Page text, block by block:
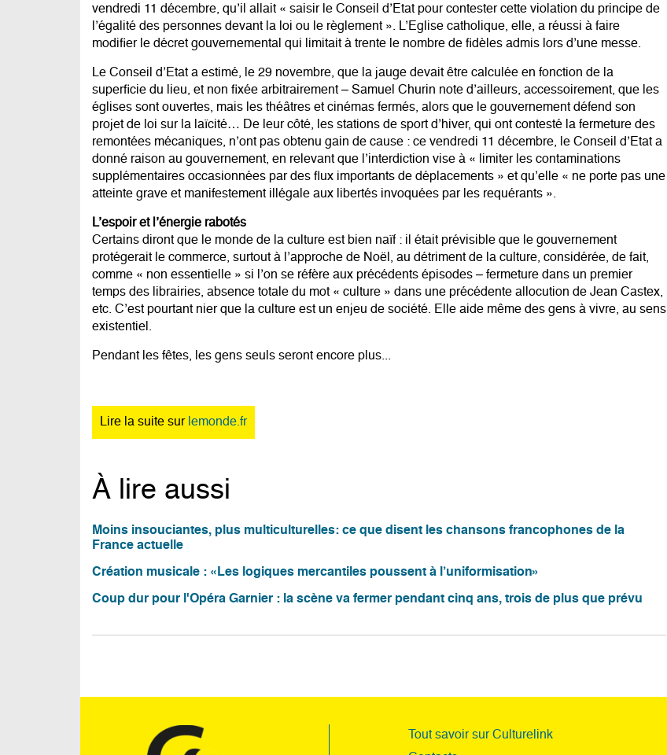
vendredi 11 décembre, qu’il allait « saisir le Conseil d’Etat pour contester cette vio­lation du principe de
l’égalité des personnes devant la loi ou le règlement ». L’Eglise catholique, elle, a réussi à faire
modifier le décret gouvernemental qui limitait à trente le nombre de fidèles admis lors d’une messe.
Le Conseil d’Etat a estimé, le 29 novembre, que la jauge devait être calculée en fonction de la
superficie du lieu, et non fixée arbitrairement – Samuel Churin note d’ailleurs, accessoirement, que les
églises sont ouvertes, mais les théâtres et cinémas fermés, alors que le gouvernement défend son
projet de loi sur la laïcité… De leur côté, les stations de sport d’hiver, qui ont contesté la fermeture des
remontées mécaniques, n’ont pas obtenu gain de cause : ce vendredi 11 décembre, le Conseil d’Etat a
donné raison au gouvernement, en relevant que l’interdiction vise à « limiter les contaminations
supplémentaires occasionnées par des flux importants de déplacements » et qu’elle « ne porte pas une
atteinte grave et manifestement illégale aux libertés invoquées par les requérants ».
L’espoir et l’énergie rabotés
Certains diront que le monde de la culture est bien naïf : il était prévisible que le gouvernement
protégerait le commerce, surtout à l’approche de Noël, au détriment de la culture, considérée, de fait,
comme « non essentielle » si l’on se réfère aux précédents épisodes – fermeture dans un premier
temps des librairies, absence totale du mot « culture » dans une précédente allocution de Jean Castex,
etc. C’est pourtant nier que la culture est un enjeu de société. Elle aide même des gens à vivre, au sens
existentiel.
Pendant les fêtes, les gens seuls seront encore plus...
Lire la suite sur lemonde.fr
À lire aussi
Moins insouciantes, plus multiculturelles: ce que disent les chansons francophones de la
France actuelle
Création musicale : «Les logiques mercantiles poussent à l’uniformisation»
Coup dur pour l'Opéra Garnier : la scène va fermer pendant cinq ans, trois de plus que prévu
Tout savoir sur Culturelink